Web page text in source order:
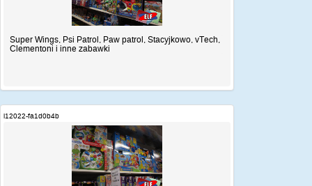
Super Wings, Psi Patrol, Paw patrol, Stacyjkowo, vTech,
Clementoni i inne zabawki
i12022-fa1d0b4b